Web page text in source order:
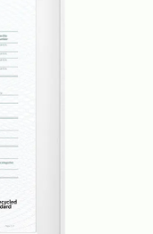
wir vierteljährlich
und können auch
Anforderungen
eignen sich
sind stolz darauf,
Kundenservice
und